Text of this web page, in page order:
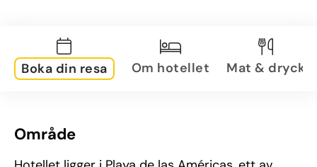
Boka din resa Om hotellet Mat & dryck
Område